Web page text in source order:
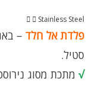
Stainless Steel
פלדת אל חלד
סטיל.
√ מתכת מסוג